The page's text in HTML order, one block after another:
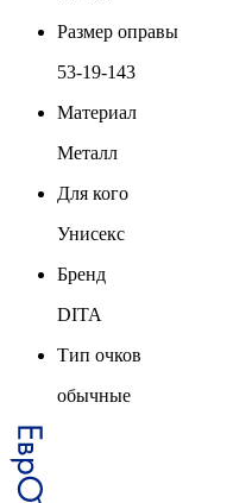
Размер оправы
53-19-143
Материал
Металл
Для кого
Унисекс
Бренд
DITA
Тип очков
обычные